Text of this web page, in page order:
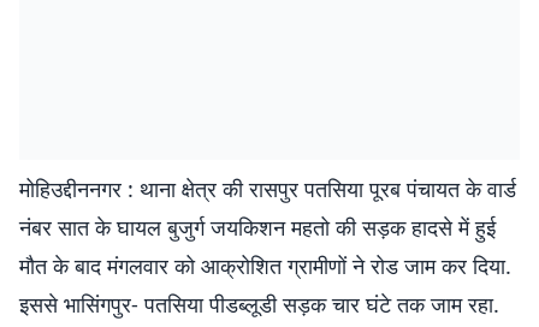
मोहिउद्दीननगर : थाना क्षेत्र की रासपुर पतसिया पूरब पंचायत के वार्ड
नंबर सात के घायल बुजुर्ग जयकिशन महतो की सड़क हादसे में हुई
मौत के बाद मंगलवार को आक्रोशित ग्रामीणों ने रोड जाम कर दिया.
इससे भासिंगपुर- पतसिया पीडब्लूडी सड़क चार घंटे तक जाम रहा.